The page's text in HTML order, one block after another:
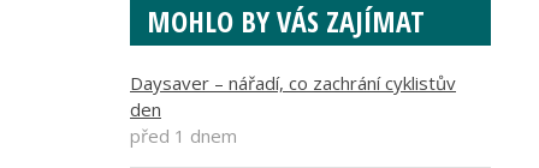
MOHLO BY VÁS ZAJÍMAT
Daysaver – nářadí, co zachrání cyklistův
den
před 1 dnem